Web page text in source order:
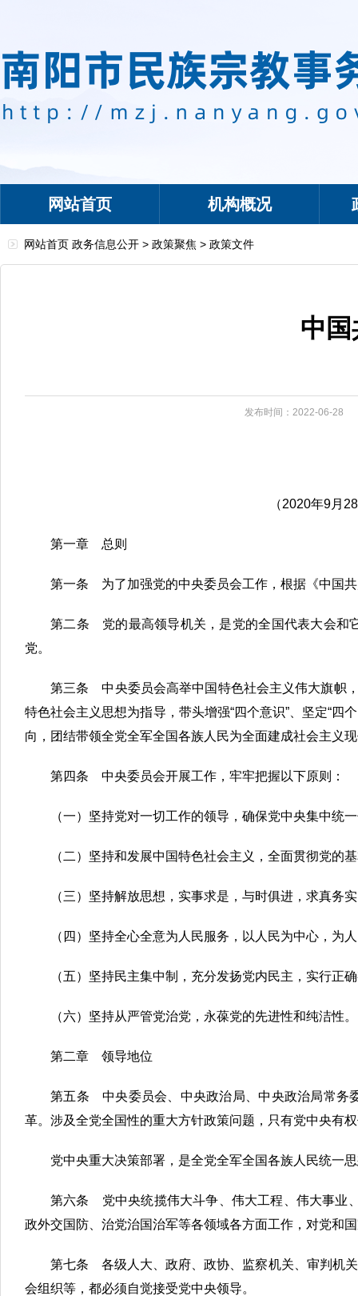
网站首页 机构概况
网站首页 政务信息公开 > 政策聚焦 > 政策文件
中
发布时间：2022-06-28
（2020年9月
第一章 总则
第一条 为了加强党的中央委员会工作，根据《中国
第二条 党的最高领导机关，是党的全国代表大会和
党。
第三条 中央委员会高举中国特色社会主义伟大旗帜
特色社会主义思想为指导，带头增强“四个意识”、坚定“四
向，团结带领全党全军全国各族人民为全面建成社会主义
第四条 中央委员会开展工作，牢牢把握以下原则：
（一）坚持党对一切工作的领导，确保党中央集中统
（二）坚持和发展中国特色社会主义，全面贯彻党的
（三）坚持解放思想，实事求是，与时俱进，求真务
（四）坚持全心全意为人民服务，以人民为中心，为
（五）坚持民主集中制，充分发扬党内民主，实行正
（六）坚持从严管党治党，永葆党的先进性和纯洁性。
第二章 领导地位
第五条 中央委员会、中央政治局、中央政治局常务
革。涉及全党全国性的重大方针政策问题，只有党中央有
党中央重大决策部署，是全党全军全国各族人民统一
第六条 党中央统揽伟大斗争、伟大工程、伟大事业
政外交国防、治党治国治军等各领域各方面工作，对党和
第七条 各级人大、政府、政协、监察机关、审判机
会组织等，都必须自觉接受党中央领导。